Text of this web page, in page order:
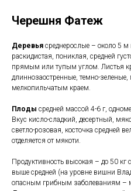
Черешня Фатеж
Деревья среднерослые – около 5
раскидистая, пониклая, средней
прямым или тупым углом. Листья
длиннозаостренные, темно-зеленые,
мелкопильчатым краем.
Плоды средней массой 4-6 г,
Вкус кисло-сладкий, десертный,
светло-розовая, косточка средней
отделяется от мякоти.
Продуктивность высокая – до 50 кг
выше средней (на уровне вишни
опасным грибным заболеваниям –